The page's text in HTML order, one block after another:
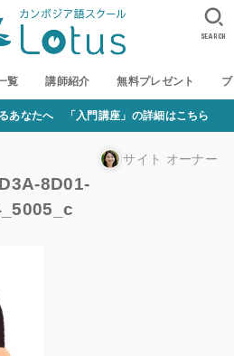
覧 講師紹介 無料プレゼント
SEARCH
あなたへ 「入門講座」の詳細はこちら
サイト オーナー
8D01-